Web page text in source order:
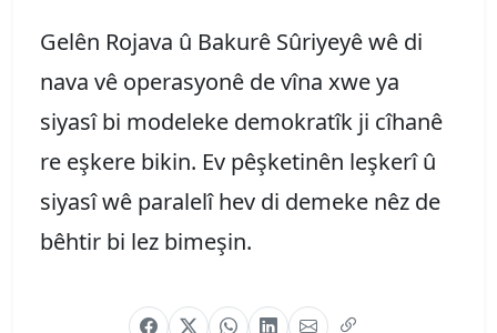
Gelên Rojava û Bakurê Sûriyeyê wê di
nava vê operasyonê de vîna xwe ya
siyasî bi modeleke demokratîk ji cîhanê
re eşkere bikin. Ev pêşketinên leşkerî û
siyasî wê paralelî hev di demeke nêz de
bêhtir bi lez bimeşin.